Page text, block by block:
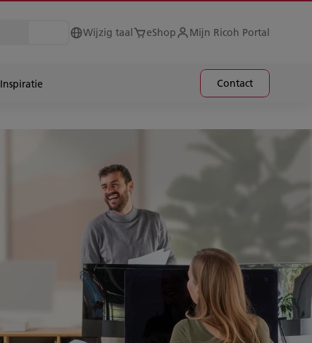
Wijzig taal eShop Mijn Ricoh Portal
Inspiratie Contact